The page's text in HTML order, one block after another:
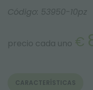
Código: 53950-10pz
precio cada uno €
CARACTERÍSTICAS